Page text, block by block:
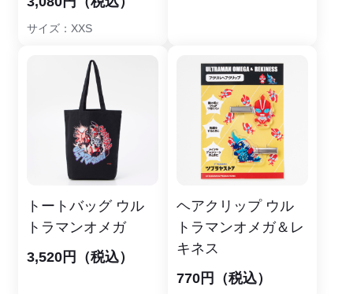
サイズ：XXS
トートバッグ ウル
トラマンオメガ
3,520円（税込）
ヘアクリップ ウル
トラマンオメガ＆レ
キネス
770円（税込）